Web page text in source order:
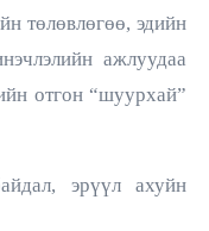
төлөвлөгөө, эдийн
ажлуудаа
отгон “шуурхай”
эрүүл ахуйн